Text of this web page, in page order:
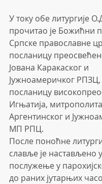
У току обе литургије
прочитао је Божићни
Српске православне
посланицу
Јована Каракаског и
Јужноамеричког РПЗЦ,
посланицу
Игњатија, митрополита
Аргентинског и
МП РПЦ.
После поноћне
славље је настављено
послужење у
до раних јутарњих